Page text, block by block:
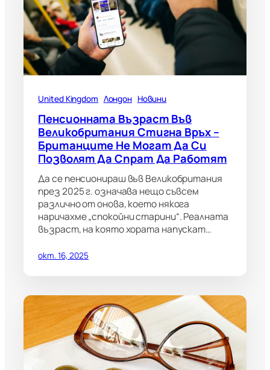
United Kingdom Лондон Новини
Пенсионната Възраст Във
Великобритания Стигна Връх –
Британците Не Могат Да Си
Позволят Да Спрат Да Работят
Да се пенсионираш във Великобритания
през 2025 г. означава нещо съвсем
различно от онова, което някога
наричахме „спокойни старини“. Реалната
възраст, на която хората напускат…
окт. 16, 2025